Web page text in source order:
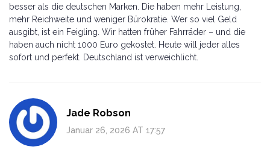
besser als die deutschen Marken. Die haben mehr Leistung,
mehr Reichweite und weniger Bürokratie. Wer so viel Geld
ausgibt, ist ein Feigling. Wir hatten früher Fahrräder – und die
haben auch nicht 1000 Euro gekostet. Heute will jeder alles
sofort und perfekt. Deutschland ist verweichlicht.
Jade Robson
Januar 26, 2026 AT 17:57